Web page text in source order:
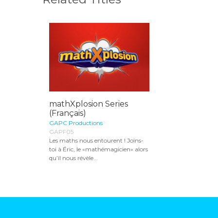
mathXplosion Series
(Français)
GAPC Productions
GAPF05
Les maths nous entourent ! Joins-
toi à Éric, le «mathémagicien» alors
qu’il nous révèle...